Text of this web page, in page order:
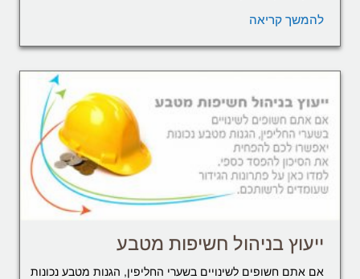
להמשך קריאה
ייעוץ בניהול חשיפות מטבע
אם אתם חשופים לשינויים בשערי החליפין, הגנות מטבע נכונות